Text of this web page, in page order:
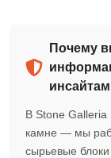
Почему
инсайтам
В Stone
камне — мы
сырьевые